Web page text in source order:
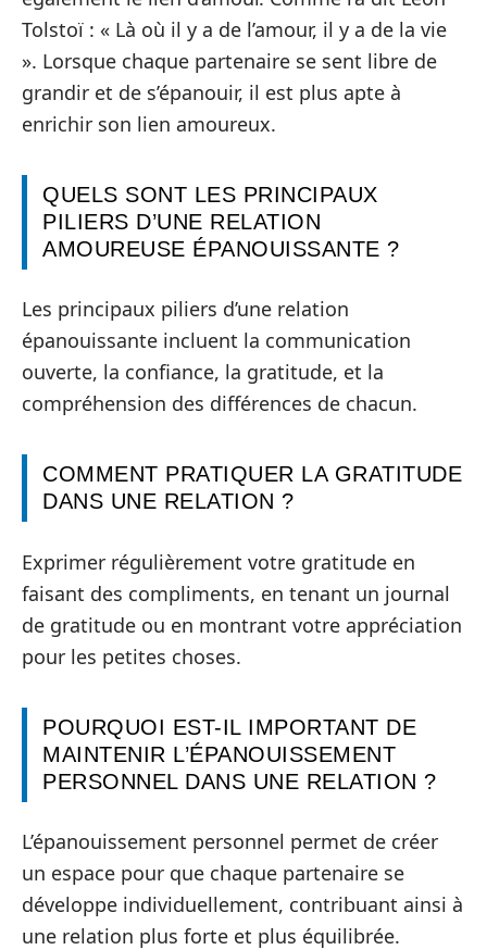
Tolstoï : « Là où il y a de l’amour, il y a de la vie
». Lorsque chaque partenaire se sent libre de
grandir et de s’épanouir, il est plus apte à
enrichir son lien amoureux.
QUELS SONT LES PRINCIPAUX
PILIERS D’UNE RELATION
AMOUREUSE ÉPANOUISSANTE ?
Les principaux piliers d’une relation
épanouissante incluent la communication
ouverte, la confiance, la gratitude, et la
compréhension des différences de chacun.
COMMENT PRATIQUER LA GRATITUDE
DANS UNE RELATION ?
Exprimer régulièrement votre gratitude en
faisant des compliments, en tenant un journal
de gratitude ou en montrant votre appréciation
pour les petites choses.
POURQUOI EST-IL IMPORTANT DE
MAINTENIR L’ÉPANOUISSEMENT
PERSONNEL DANS UNE RELATION ?
L’épanouissement personnel permet de créer
un espace pour que chaque partenaire se
développe individuellement, contribuant ainsi à
une relation plus forte et plus équilibrée.